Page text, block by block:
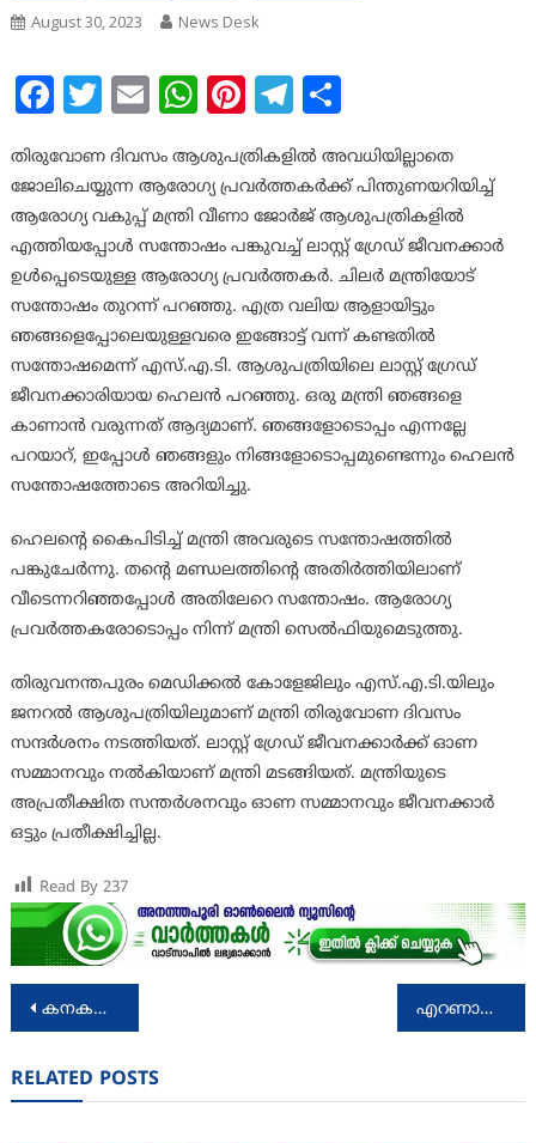
August 30, 2023 News Desk
Facebook
Twitter
EmailWhatsApp
Pinterest
Telegram
Share
തിരുവോണ ദിവസം ആശുപത്രികളില്‍ അവധിയില്ലാതെ
ജോലിചെയ്യുന്ന ആരോഗ്യ പ്രവര്‍ത്തകര്‍ക്ക് പിന്തുണയറിയിച്ച്
ആരോഗ്യ വകുപ്പ് മന്ത്രി വീണാ ജോര്‍ജ് ആശുപത്രികളില്‍
എത്തിയപ്പോള്‍ സന്തോഷം പങ്കുവച്ച് ലാസ്റ്റ് ഗ്രേഡ് ജീവനക്കാര്‍
ഉള്‍പ്പെടെയുള്ള ആരോഗ്യ പ്രവര്‍ത്തകര്‍. ചിലര്‍ മന്ത്രിയോട്
സന്തോഷം തുറന്ന് പറഞ്ഞു. എത്ര വലിയ ആളായിട്ടും
ഞങ്ങളെപ്പോലെയുള്ളവരെ ഇങ്ങോട്ട് വന്ന് കണ്ടതില്‍
സന്തോഷമെന്ന് എസ്.എ.ടി. ആശുപത്രിയിലെ ലാസ്റ്റ് ഗ്രേഡ്
ജീവനക്കാരിയായ ഹെലന്‍ പറഞ്ഞു. ഒരു മന്ത്രി ഞങ്ങളെ
കാണാന്‍ വരുന്നത് ആദ്യമാണ്. ഞങ്ങളോടൊപ്പം എന്നല്ലേ
പറയാറ്, ഇപ്പോള്‍ ഞങ്ങളും നിങ്ങളോടൊപ്പമുണ്ടെന്നും ഹെലന്‍
സന്തോഷത്തോടെ അറിയിച്ചു.
ഹെലന്റെ കൈപിടിച്ച് മന്ത്രി അവരുടെ സന്തോഷത്തില്‍
പങ്കുചേര്‍ന്നു. തന്റെ മണ്ഡലത്തിന്റെ അതിര്‍ത്തിയിലാണ്
വീടെന്നറിഞ്ഞപ്പോള്‍ അതിലേറെ സന്തോഷം. ആരോഗ്യ
പ്രവര്‍ത്തകരോടൊപ്പം നിന്ന് മന്ത്രി സെല്‍ഫിയുമെടുത്തു.
തിരുവനന്തപുരം മെഡിക്കല്‍ കോളേജിലും എസ്.എ.ടി.യിലും
ജനറല്‍ ആശുപത്രിയിലുമാണ് മന്ത്രി തിരുവോണ ദിവസം
സന്ദര്‍ശനം നടത്തിയത്. ലാസ്റ്റ് ഗ്രേഡ് ജീവനക്കാര്‍ക്ക് ഓണ
സമ്മാനവും നല്‍കിയാണ് മന്ത്രി മടങ്ങിയത്. മന്ത്രിയുടെ
അപ്രതീക്ഷിത സന്തര്‍ശനവും ഓണ സമ്മാനവും ജീവനക്കാര്‍
ഒട്ടും പ്രതീക്ഷിച്ചില്ല.
Read By 237
Post
കനകക്കുന്നിൽ വർണവിസ്മയം തീർത്ത് ലേസർ ഷോയ്ക്ക് തുടക്കം എറണാകുളം ജനറല്‍ ആശുപത്രി: ഡോക്ടര്‍ക്കെതിരെ അന്വേഷണത്തിന് മന്ത്രിയുടെ നിര്‍ദ്ദേശം
RELATED POSTS